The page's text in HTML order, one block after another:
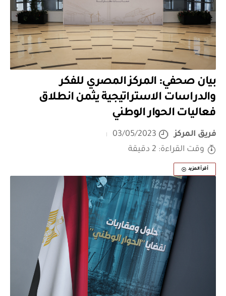
بيان صحفي: المركز المصري للفكر
والدراسات الاستراتيجية يثمن انطلاق
فعاليات الحوار الوطني
فريق المركز
03/05/2023
وقت القراءة: 2 دقيقة
أقرأ المزيد